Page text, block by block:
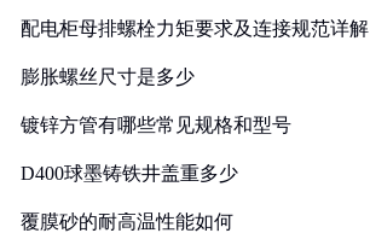
配电柜母排螺栓力矩要求及连接规范详解
膨胀螺丝尺寸是多少
镀锌方管有哪些常见规格和型号
D400球墨铸铁井盖重多少
覆膜砂的耐高温性能如何